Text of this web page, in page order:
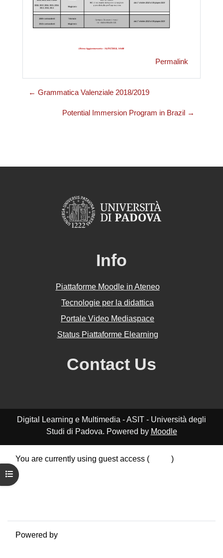
Open course index
Permalink
← Grammatica Valenziale 2018/2019
Potential Immersion Program in Brazil →
Info
Piattaforme Moodle in Ateneo
Tecnologie per la didattica
Portale Video Mediaspace
Status Piattaforme Elearning
Contact Us
Digital Learning e Multimedia - ASIT - Università degli
Studi di Padova. Powered by Moodle
You are currently using guest access (
)
Data retention summary
Policies
Powered by